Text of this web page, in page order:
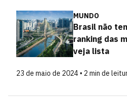
MUNDO
Brasil não
ranking das
veja lista
23 de maio de 2024 • 2 min de